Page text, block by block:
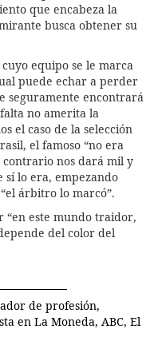
que encabeza la
busca obtener su
equipo se le marca
puede echar a perder
seguramente encontrará
no amerita la
el caso de la selección
el famoso “no era
nos dará mil y
lo era, empezando
árbitro lo marcó”.
“en este mundo traidor,
del color del
de profesión,
en La Moneda, ABC, El